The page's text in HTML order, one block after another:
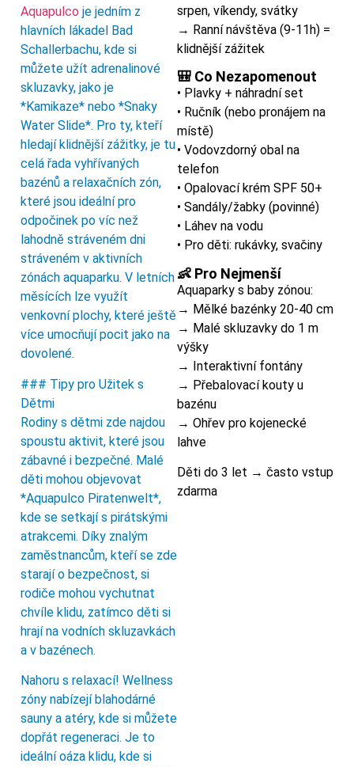
Aquapulco je jedním z
hlavních lákadel Bad
Schallerbachu, kde si
můžete užít adrenalinové
skluzavky, jako je
*Kamikaze* nebo *Snaky
Water Slide*. Pro ty, kteří
hledají klidnější zážitky, je tu
celá řada vyhřívaných
bazénů a relaxačních zón,
které jsou ideální pro
odpočinek po víc než
lahodně stráveném dni
stráveném v aktivních
zónách aquaparku. V letních
měsících lze využít
venkovní plochy, které ještě
více umocňují pocit jako na
dovolené.
### Tipy pro Užitek s
Dětmi
Rodiny s dětmi zde najdou
spoustu aktivit, které jsou
zábavné i bezpečné. Malé
děti mohou objevovat
*Aquapulco Piratenwelt*,
kde se setkají s pirátskými
atrakcemi. Díky znalým
zaměstnancům, kteří se zde
starají o bezpečnost, si
rodiče mohou vychutnat
chvíle klidu, zatímco děti si
hrají na vodních skluzavkách
a v bazénech.
Nahoru s relaxací! Wellness
zóny nabízejí blahodárné
sauny a atéry, kde si můžete
dopřát regeneraci. Je to
ideální oáza klidu, kde si
srpen, víkendy, svátky
→ Ranní návštěva (9-11h) =
klidnější zážitek
🎒 Co Nezapomenout
• Plavky + náhradní set
• Ručník (nebo pronájem na
místě)
• Vodovzdorný obal na
telefon
• Opalovací krém SPF 50+
• Sandály/žabky (povinné)
• Láhev na vodu
• Pro děti: rukávky, svačiny
👶 Pro Nejmenší
Aquaparky s baby zónou:
→ Mělké bazénky 20-40 cm
→ Malé skluzavky do 1 m
výšky
→ Interaktivní fontány
→ Přebalovací kouty u
bazénu
→ Ohřev pro kojenecké
lahve
Děti do 3 let → často vstup
zdarma